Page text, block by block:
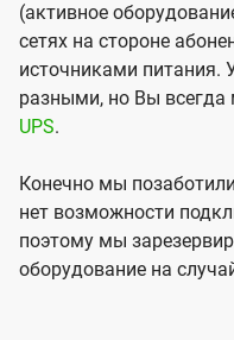
(активное
сетях на стороне
источниками питания.
разными, но Вы всегда
UPS.
Конечно мы
нет возможности
поэтому мы
оборудование на